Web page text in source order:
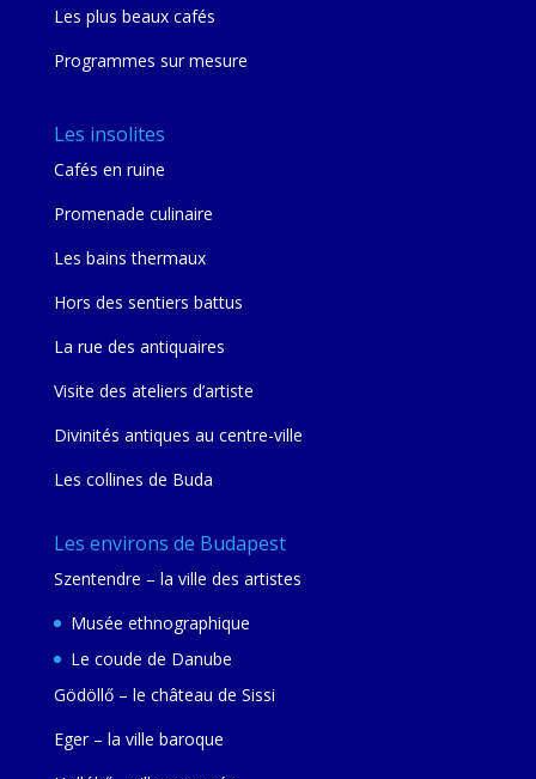
Les plus beaux cafés
Programmes sur mesure
Les insolites
Cafés en ruine
Promenade culinaire
Les bains thermaux
Hors des sentiers battus
La rue des antiquaires
Visite des ateliers d’artiste
Divinités antiques au centre-ville
Les collines de Buda
Les environs de Budapest
Szentendre – la ville des artistes
Musée ethnographique
Le coude de Danube
Gödöllő – le château de Sissi
Eger – la ville baroque